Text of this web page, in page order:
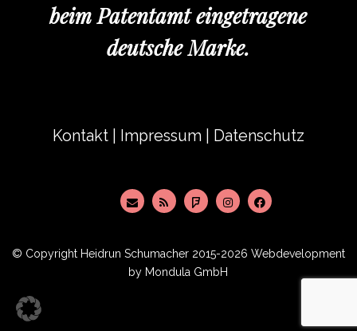
beim Patentamt eingetragene
deutsche Marke.
Kontakt Impressum Datenschutz
© Copyright Heidrun Schumacher 2015-2026 Webdevelopment
by Mondula GmbH